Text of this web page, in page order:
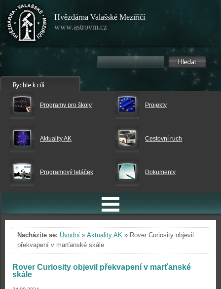
Hvězdárna Valašské Meziříčí
www.astrovm.cz
Programy pro školy Projekty
Aktuality AK Cestovní ruch
Programový letáček Dokumenty
Nacházíte se: Úvodní » Aktuality AK » Rover Curiosity objevil
překvapení v marťanské skále
Rover Curiosity objevil překvapení v marťanské
skále